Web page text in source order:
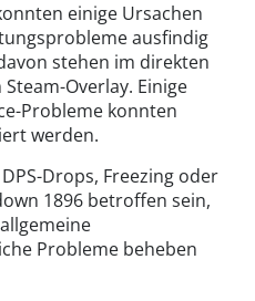
einige Ursachen
ausfindig
stehen im direkten
Overlay. Einige
Probleme konnten
werden.
Drops, Freezing oder
1896 betroffen sein,
Probleme beheben